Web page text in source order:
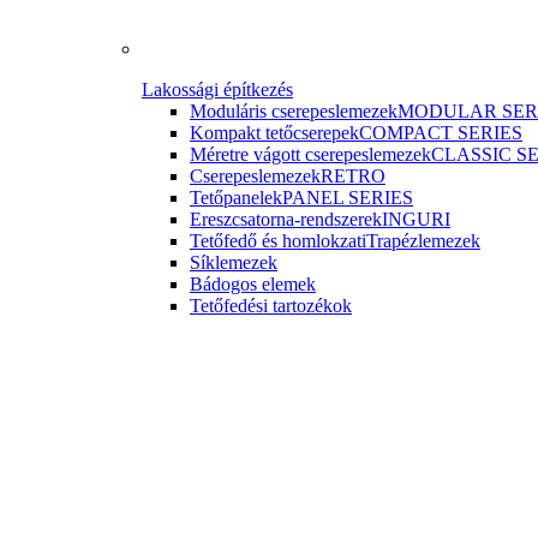
Lakossági építkezés
Moduláris cserepeslemezekMODULAR
Kompakt tetőcserepekCOMPACT SERIES
Méretre vágott cserepeslemezekCLASSIC
CserepeslemezekRETRO
TetőpanelekPANEL SERIES
Ereszcsatorna-rendszerekINGURI
Tetőfedő és homlokzatiTrapézlemezek
Síklemezek
Bádogos elemek
Tetőfedési tartozékok